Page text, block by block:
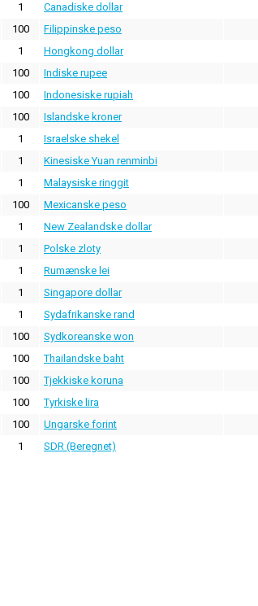
1 Canadiske dollar
100 Filippinske peso
1 Hongkong dollar
100 Indiske rupee
100 Indonesiske rupiah
100 Islandske kroner
1 Israelske shekel
1 Kinesiske Yuan renminbi
1 Malaysiske ringgit
100 Mexicanske peso
1 New Zealandske dollar
1 Polske zloty
1 Rumænske lei
1 Singapore dollar
1 Sydafrikanske rand
100 Sydkoreanske won
100 Thailandske baht
100 Tjekkiske koruna
100 Tyrkiske lira
100 Ungarske forint
1 SDR (Beregnet)